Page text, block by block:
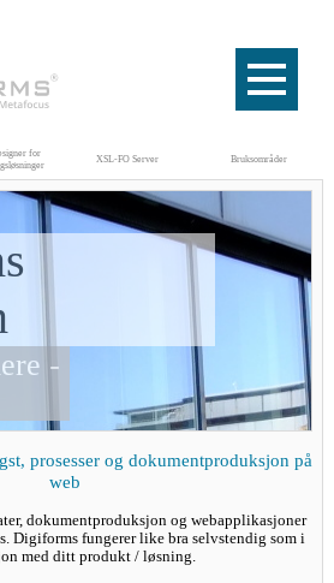
for
XSL-FO Server Bruksområder
-
prosesser og dokumentproduksjon på
web
dokumentproduksjon og webapplikasjoner
Digiforms fungerer like bra selvstendig som i
med ditt produkt / løsning.